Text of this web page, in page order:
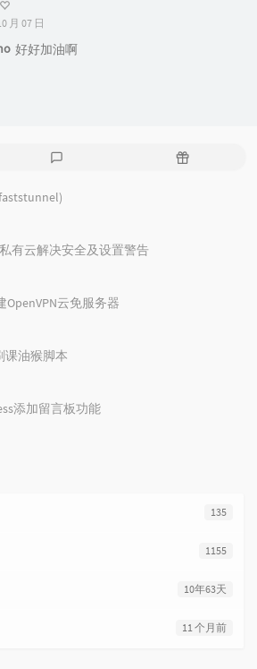
月 07 日
好好加油啊
随
有云解决安全及设置警告
云免服务器
课油猴脚本
添加留言板功能
135
1155
10年63天
11 个月前